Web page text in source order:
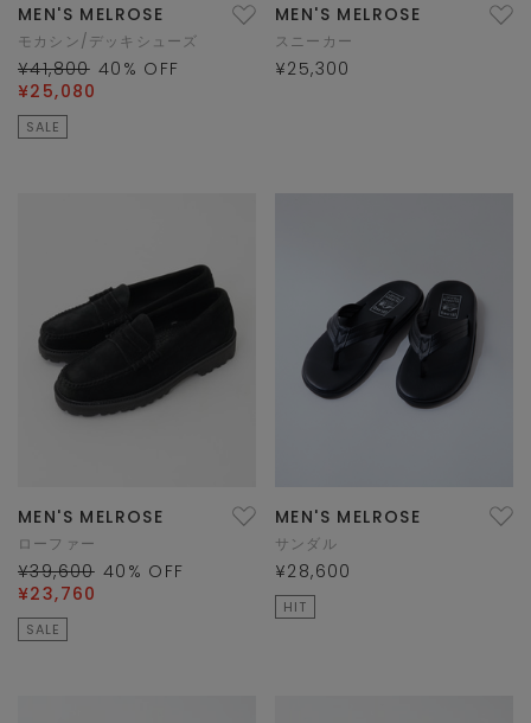
MEN'S MELROSE
モカシン/デッキシューズ
¥41,800 40 % OFF
¥25,080
SALE
MEN'S MELROSE
スニーカー
¥25,300
MEN'S MELROSE
ローファー
¥39,600 40 % OFF
¥23,760
SALE
MEN'S MELROSE
サンダル
¥28,600
HIT